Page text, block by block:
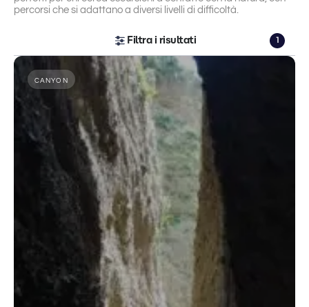
percorsi che si adattano a diversi livelli di difficoltà.
Filtra i risultati 1
CANYON